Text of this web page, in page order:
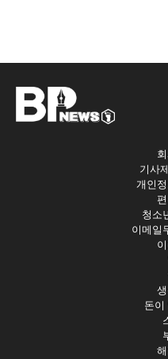
기사
개인
청소
이메일
돈이